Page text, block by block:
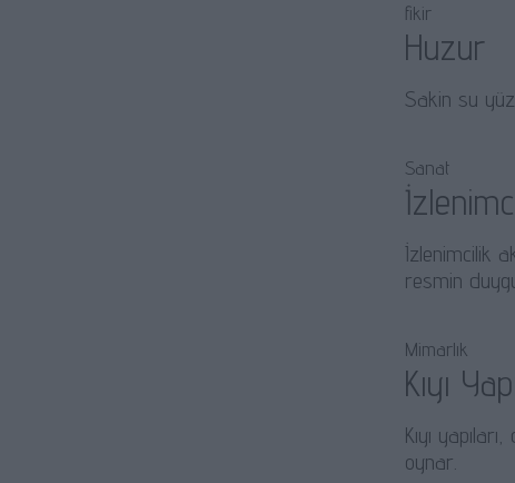
fikir
Huzur
Sakin su
Sanat
İzlenimcilik
resmin
Mimarlık
Kıyı
Kıyı
oynar.